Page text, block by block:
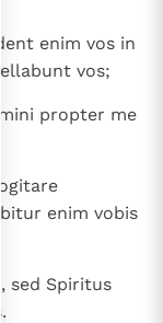
enim vos in
vos;
propter me
enim vobis
sed Spiritus